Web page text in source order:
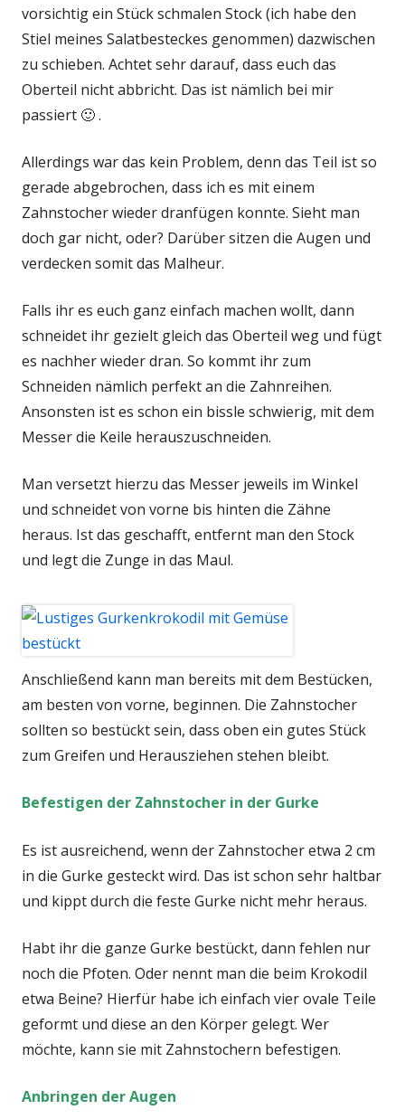
vorsichtig ein Stück schmalen Stock (ich habe den
Stiel meines Salatbesteckes genommen) dazwischen
zu schieben. Achtet sehr darauf, dass euch das
Oberteil nicht abbricht. Das ist nämlich bei mir
passiert 🙂 .
Allerdings war das kein Problem, denn das Teil ist so
gerade abgebrochen, dass ich es mit einem
Zahnstocher wieder dranfügen konnte. Sieht man
doch gar nicht, oder? Darüber sitzen die Augen und
verdecken somit das Malheur.
Falls ihr es euch ganz einfach machen wollt, dann
schneidet ihr gezielt gleich das Oberteil weg und fügt
es nachher wieder dran. So kommt ihr zum
Schneiden nämlich perfekt an die Zahnreihen.
Ansonsten ist es schon ein bissle schwierig, mit dem
Messer die Keile herauszuschneiden.
Man versetzt hierzu das Messer jeweils im Winkel
und schneidet von vorne bis hinten die Zähne
heraus. Ist das geschafft, entfernt man den Stock
und legt die Zunge in das Maul.
Anschließend kann man bereits mit dem Bestücken,
am besten von vorne, beginnen. Die Zahnstocher
sollten so bestückt sein, dass oben ein gutes Stück
zum Greifen und Herausziehen stehen bleibt.
Befestigen der Zahnstocher in der Gurke
Es ist ausreichend, wenn der Zahnstocher etwa 2 cm
in die Gurke gesteckt wird. Das ist schon sehr haltbar
und kippt durch die feste Gurke nicht mehr heraus.
Habt ihr die ganze Gurke bestückt, dann fehlen nur
noch die Pfoten. Oder nennt man die beim Krokodil
etwa Beine? Hierfür habe ich einfach vier ovale Teile
geformt und diese an den Körper gelegt. Wer
möchte, kann sie mit Zahnstochern befestigen.
Anbringen der Augen